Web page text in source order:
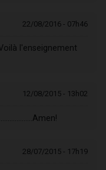
22/08/2016 - 07h46
l'enseignement
12/08/2015 - 13h02
28/07/2015 - 17h19